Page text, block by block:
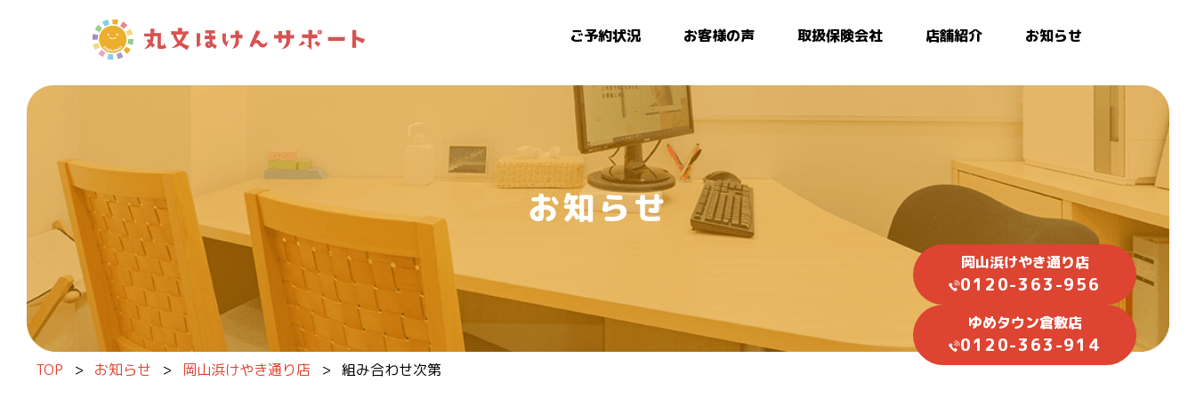
内容をスキップ
ご予約状況 お客様の声 取扱保険会社 店舗紹介 お知らせ
岡山浜けやき通り店
0120-363-956
ゆめタウン倉敷店
0120-363-914
お知らせ
TOP > お知らせ > 岡山浜けやき通り店 > 組み合わせ次第